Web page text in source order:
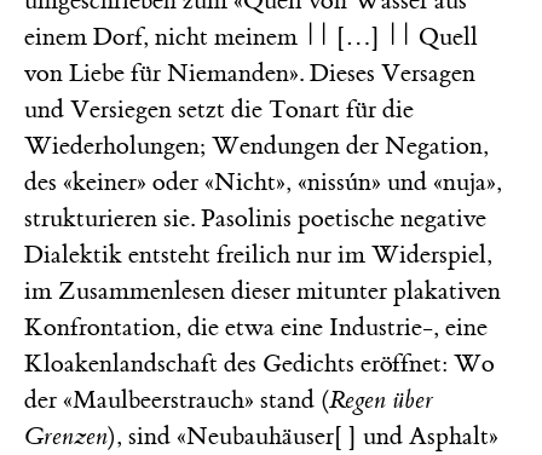
einem Dorf, nicht meinem || […] || Quell
von Liebe für Niemanden». Dieses Versagen
und Versiegen setzt die Tonart für die
Wiederholungen; Wendungen der Negation,
des «keiner» oder «Nicht», «nissún» und «nuja»,
strukturieren sie. Pasolinis poetische negative
Dialektik entsteht freilich nur im Widerspiel,
im Zusammenlesen dieser mitunter plakativen
Konfrontation, die etwa eine Industrie-, eine
Kloakenlandschaft des Gedichts eröffnet: Wo
der «Maulbeerstrauch» stand (Regen über
Grenzen), sind «Neubauhäuser[ ] und Asphalt»